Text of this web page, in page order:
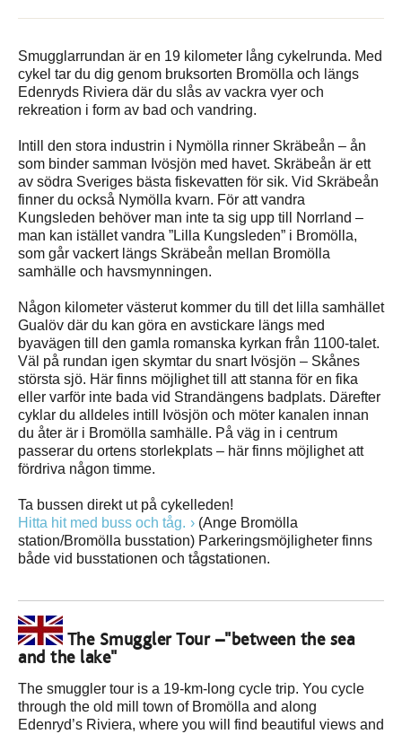
Smugglarrundan är en 19 kilometer lång cykelrunda. Med
cykel tar du dig genom bruksorten Bromölla och längs
Edenryds Riviera där du slås av vackra vyer och
rekreation i form av bad och vandring.
Intill den stora industrin i Nymölla rinner Skräbeån – ån
som binder samman Ivösjön med havet. Skräbeån är ett
av södra Sveriges bästa fiskevatten för sik. Vid Skräbeån
finner du också Nymölla kvarn. För att vandra
Kungsleden behöver man inte ta sig upp till Norrland –
man kan istället vandra ”Lilla Kungsleden” i Bromölla,
som går vackert längs Skräbeån mellan Bromölla
samhälle och havsmynningen.
Någon kilometer västerut kommer du till det lilla samhället
Gualöv där du kan göra en avstickare längs med
byavägen till den gamla romanska kyrkan från 1100-talet.
Väl på rundan igen skymtar du snart Ivösjön – Skånes
största sjö. Här finns möjlighet till att stanna för en fika
eller varför inte bada vid Strandängens badplats. Därefter
cyklar du alldeles intill Ivösjön och möter kanalen innan
du åter är i Bromölla samhälle. På väg in i centrum
passerar du ortens storlekplats – här finns möjlighet att
fördriva någon timme.
Ta bussen direkt ut på cykelleden!
Hitta hit med buss och tåg.
(Ange Bromölla
station/Bromölla busstation) Parkeringsmöjligheter finns
både vid busstationen och tågstationen.
The Smuggler Tour –"between the sea
and the lake"
The smuggler tour is a 19-km-long cycle trip. You cycle
through the old mill town of Bromölla and along
Edenryd’s Riviera, where you will find beautiful views and